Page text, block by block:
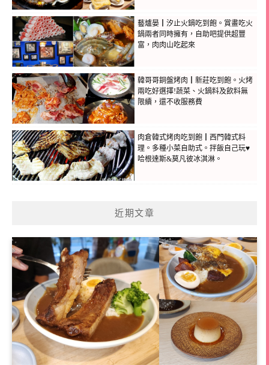
藝爐晏┃汐止火鍋吃到飽。賞畫吃火
鍋兩者同時擁有，自助吧提供超豐
富，肉肉山吃起來
韓哥哥銅盤烤肉┃新莊吃到飽。火烤
兩吃好選擇!蔬菜、火鍋料及飲料無
限續，還不收服務費
肉倉韓式烤肉吃到飽┃西門韓式料
理。多種小菜自助式。拌飯自己玩♥
哈根達斯&莫凡彼冰淇淋。
近期文章